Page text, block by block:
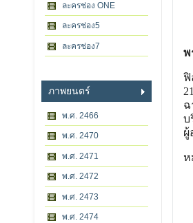
ละครช่อง ONE
ละครช่อง5
ละครช่อง7
ภาพยนตร์
พ.ศ. 2466
พ.ศ. 2470
พ.ศ. 2471
พ.ศ. 2472
พ.ศ. 2473
พ.ศ. 2474
พ
ฟิ
ฉ
บ
ผู้
ห